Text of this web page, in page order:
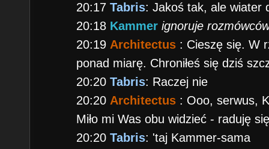
20:17Tabris: Jakoś tak, ale wiater
20:18 Kammer ignoruje
20:19 Architectus : Cieszę się. W
ponad miarę. Chroniłeś się dziś
20:20Tabris: Raczej nie
20:20 Architectus : Ooo, serwus,
Miło mi Was obu widzieć - raduję
20:20Tabris: 'taj Kammer-sama